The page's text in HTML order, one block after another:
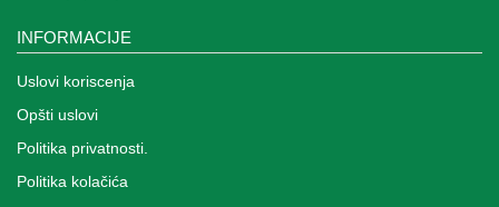
INFORMACIJE
Uslovi koriscenja
Opšti uslovi
Politika privatnosti.
Politika kolačića